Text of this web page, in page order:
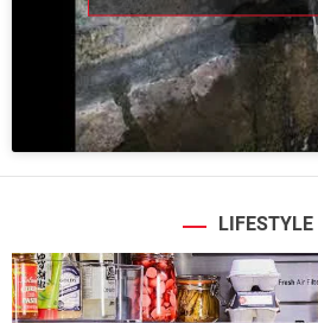
LIFESTYLE